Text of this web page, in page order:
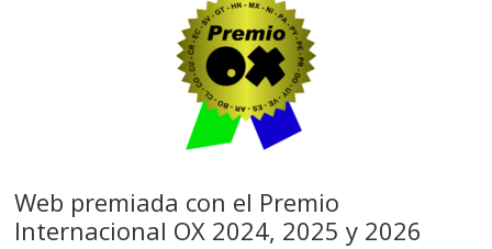
Web premiada con el Premio
Internacional OX 2024, 2025 y 2026